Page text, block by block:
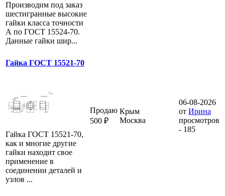
Производим под заказ
шестигранные высокие
гайки класса точности
А по ГОСТ 15524-70.
Данные гайки шир...
Гайка ГОСТ 15521-70
Гайка ГОСТ 15521-70,
как и многие другие
гайки находит свое
применение в
соединении деталей и
узлов ...
Продаю
500 ₽
Крым
Москва
06-08-2026
от Ирина
просмотров
- 185